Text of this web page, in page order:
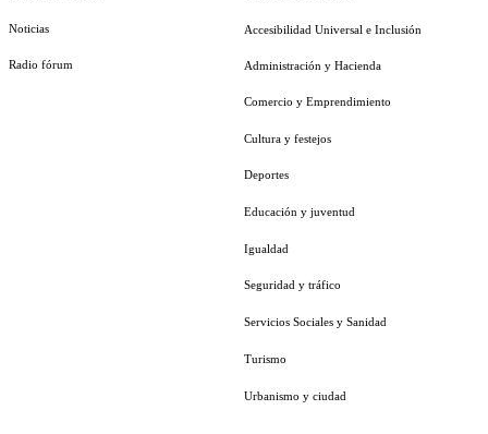
Noticias
Radio fórum
Accesibilidad Universal e Inclusión
Administración y Hacienda
Comercio y Emprendimiento
Cultura y festejos
Deportes
Educación y juventud
Igualdad
Seguridad y tráfico
Servicios Sociales y Sanidad
Turismo
Urbanismo y ciudad